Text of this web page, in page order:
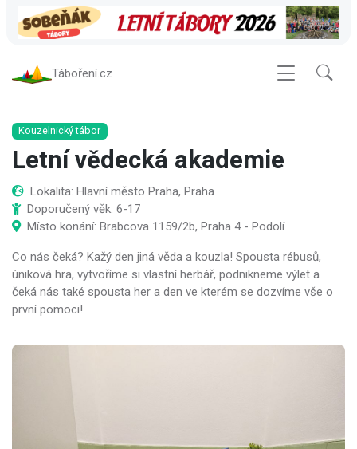
Táboření.cz
Kouzelnický tábor
Letní vědecká akademie
Lokalita: Hlavní město Praha, Praha
Doporučený věk: 6-17
Místo konání: Brabcova 1159/2b, Praha 4 - Podolí
Co nás čeká? Kažý den jiná věda a kouzla! Spousta rébusů,
úniková hra, vytvoříme si vlastní herbář, podnikneme výlet a
čeká nás také spousta her a den ve kterém se dozvíme vše o
první pomoci!